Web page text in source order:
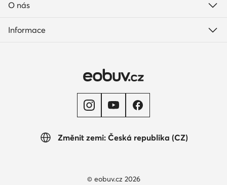
Změnit zemi: Česká republika (CZ)
O nás
Informace
© eobuv.cz 2026